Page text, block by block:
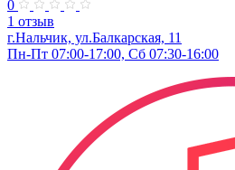
0
1 отзыв
г.Нальчик, ул.Балкарская, 11
Пн-Пт 07:00-17:00, Сб 07:30-16:00